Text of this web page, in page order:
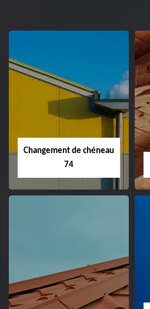
Changement de chéneau
74